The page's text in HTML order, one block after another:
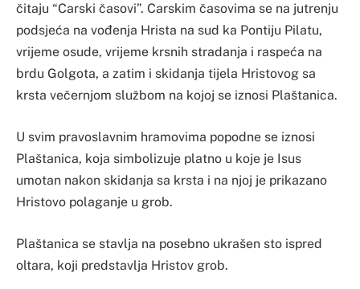
čitaju “Carski časovi”. Carskim časovima se na jutrenju
podsjeća na vođenja Hrista na sud ka Pontiju Pilatu,
vrijeme osude, vrijeme krsnih stradanja i raspeća na
brdu Golgota, a zatim i skidanja tijela Hristovog sa
krsta večernjom službom na kojoj se iznosi Plaštanica.
U svim pravoslavnim hramovima popodne se iznosi
Plaštanica, koja simbolizuje platno u koje je Isus
umotan nakon skidanja sa krsta i na njoj je prikazano
Hristovo polaganje u grob.
Plaštanica se stavlja na posebno ukrašen sto ispred
oltara, koji predstavlja Hristov grob.